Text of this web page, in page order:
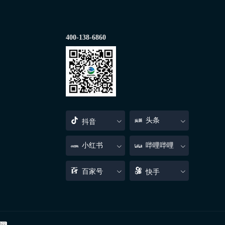
400-138-6860
抖音 头条
小红书 哔哩哔哩
百家号 快手